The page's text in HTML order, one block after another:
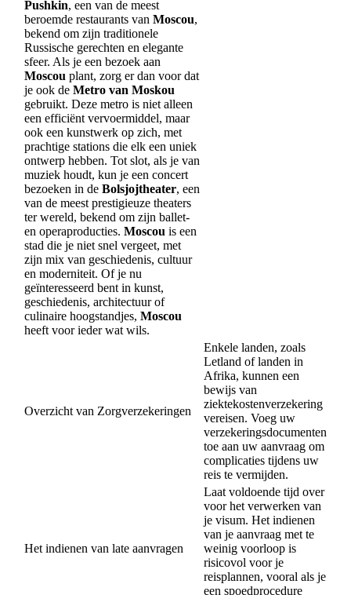
Pushkin, een van de meest
beroemde restaurants van Moscou,
bekend om zijn traditionele
Russische gerechten en elegante
sfeer. Als je een bezoek aan
Moscou plant, zorg er dan voor dat
je ook de Metro van Moskou
gebruikt. Deze metro is niet alleen
een efficiënt vervoermiddel, maar
ook een kunstwerk op zich, met
prachtige stations die elk een uniek
ontwerp hebben. Tot slot, als je van
muziek houdt, kun je een concert
bezoeken in de Bolsjojtheater, een
van de meest prestigieuze theaters
ter wereld, bekend om zijn ballet-
en operaproducties. Moscou is een
stad die je niet snel vergeet, met
zijn mix van geschiedenis, cultuur
en moderniteit. Of je nu
geïnteresseerd bent in kunst,
geschiedenis, architectuur of
culinaire hoogstandjes, Moscou
heeft voor ieder wat wils.
Overzicht van Zorgverzekeringen
Enkele landen, zoals
Letland of landen in
Afrika, kunnen een
bewijs van
ziektekostenverzekering
vereisen. Voeg uw
verzekeringsdocumenten
toe aan uw aanvraag om
complicaties tijdens uw
reis te vermijden.
Het indienen van late aanvragen
Laat voldoende tijd over
voor het verwerken van
je visum. Het indienen
van je aanvraag met te
weinig voorloop is
risicovol voor je
reisplannen, vooral als je
een spoedprocedure